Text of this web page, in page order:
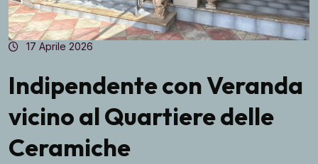
17 Aprile 2026
Indipendente con Veranda
vicino al Quartiere delle
Ceramiche